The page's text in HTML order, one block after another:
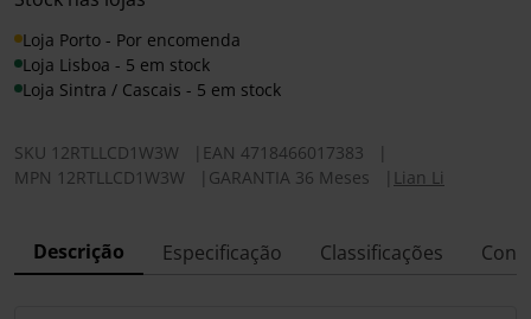
Loja Porto - Por encomenda
Loja Lisboa - 5 em stock
Loja Sintra / Cascais - 5 em stock
SKU 12RTLLCD1W3W EAN 4718466017383
MPN 12RTLLCD1W3W GARANTIA 36 Meses Lian Li
Descrição Especificação Classificações